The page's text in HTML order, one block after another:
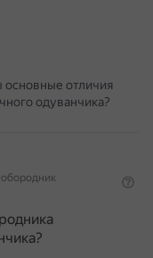
основные отличия
одуванчика?